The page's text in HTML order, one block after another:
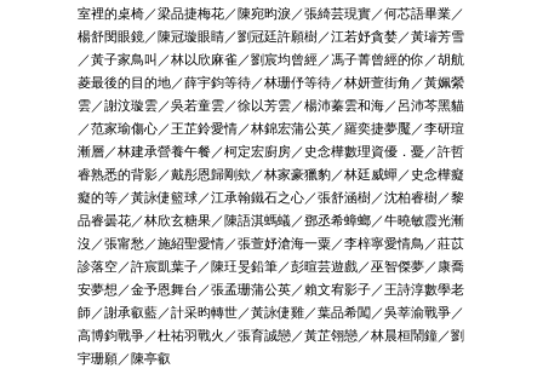
室裡的桌椅／梁品捷梅花／陳宛昀淚／張綺芸現實／何芯語畢業／
楊舒閔眼鏡／陳冠璇眼睛／劉冠廷許願樹／江若妤貪婪／黃璿芳雪
／黃子家鳥叫／林以欣麻雀／劉宸均曾經／馮子菁曾經的你／胡航
菱最後的目的地／薛宇鈞等待／林珊伃等待／林妍萱街角／黃姵縈
雲／謝汶璇雲／吳若童雲／徐以芳雲／楊沛蓁雲和海／呂沛芩黑貓
／范家瑜傷心／王芷鈴愛情／林錦宏蒲公英／羅奕捷夢魘／李研瑄
漸層／林建承營養午餐／柯定宏廚房／史念樺數理資優．憂／許哲
睿熟悉的背影／戴彤恩歸剛欸／林家豪獵豹／林廷威蟬／史念樺癡
癡的等／黃詠倢籃球／江承翰鐵石之心／張舒涵樹／沈柏睿樹／黎
品睿曇花／林欣玄糖果／陳語淇螞蟻／鄧丞希蟑螂／牛曉敏霞光漸
沒／張甯愁／施紹聖愛情／張萱妤滄海一粟／李梓寧愛情鳥／莊苡
診落空／許宸凱葉子／陳玨旻鉛筆／彭暄芸遊戲／巫智傑夢／康喬
安夢想／金予恩舞台／張孟珊蒲公英／賴文宥影子／王詩淳數學老
師／謝承叡藍／計采昀轉世／黃詠倢雞／葉品希闖／吳莘渝戰爭／
高博鈞戰爭／杜祐羽戰火／張育誠戀／黃芷翎戀／林晨桓鬧鐘／劉
宇珊願／陳亭叡